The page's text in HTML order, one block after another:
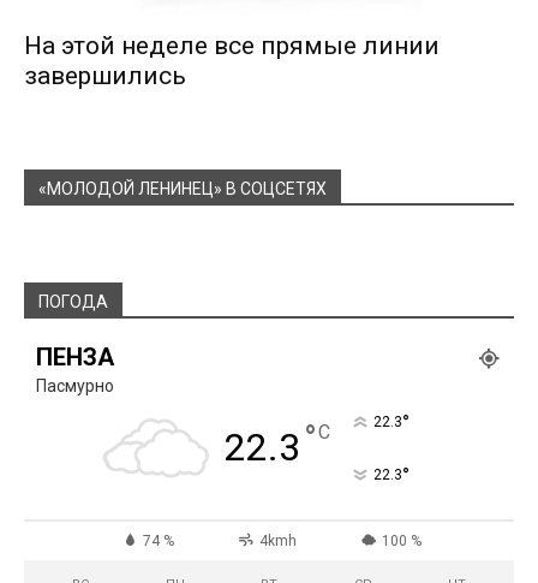
На этой неделе все прямые линии
завершились
«МОЛОДОЙ ЛЕНИНЕЦ» В СОЦСЕТЯХ
ПОГОДА
ПЕНЗА
Пасмурно
22.3 °C 22.3°
22.3°
74 % 4kmh 100 %